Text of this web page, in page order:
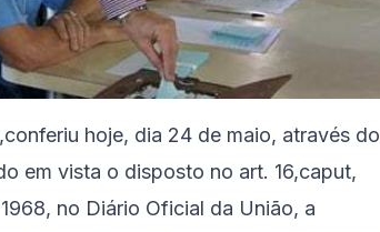
hoje, dia 24 de maio, através do
em vista o disposto no art. 16,caput,
no Diário Oficial da União, a